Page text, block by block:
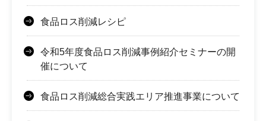
食品ロス削減レシピ
令和5年度食品ロス削減事例紹介セミナーの開
催について
食品ロス削減総合実践エリア推進事業について